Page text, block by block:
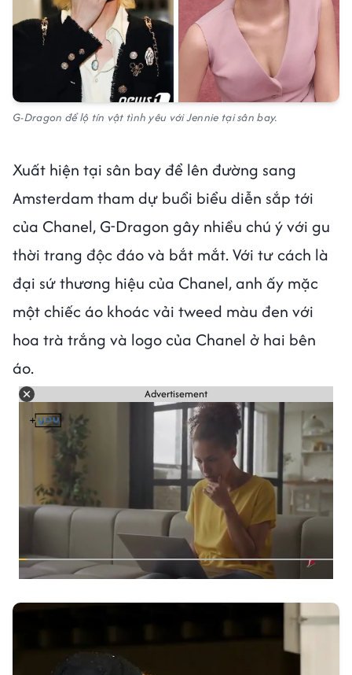
G-Dragon để lộ tín vật tình yêu với Jennie tại sân bay.
Xuất hiện tại sân bay để lên đường sang
Amsterdam tham dự buổi biểu diễn sắp tới
của Chanel, G-Dragon gây nhiều chú ý với gu
thời trang độc đáo và bắt mắt. Với tư cách là
đại sứ thương hiệu của Chanel, anh ấy mặc
một chiếc áo khoác vải tweed màu đen với
hoa trà trắng và logo của Chanel ở hai bên
áo.
Advertisement